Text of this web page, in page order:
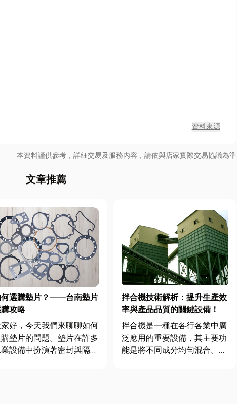
資料來源
本資料謹供參考，詳細交易及服務內容，請依與店家實際交易協議為準
文章推薦
選購墊片？——台南墊片
攻略
好，今天我們來聊聊如何
墊片的問題。墊片在許多
設備中扮演著密封與隔離
拌合機技術解析：提升生產效
率與產品品質的關鍵設備！
拌合機是一種在各行各業中廣
泛應用的重要設備，其主要功
能是將不同成分均勻混合。無